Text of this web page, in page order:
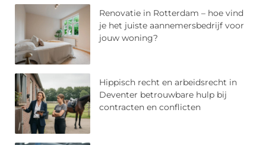
Renovatie in Rotterdam – hoe vind
je het juiste aannemersbedrijf voor
jouw woning?
Hippisch recht en arbeidsrecht in
Deventer betrouwbare hulp bij
contracten en conflicten